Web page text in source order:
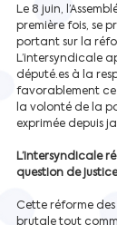
Le 8 juin,
première fois, se
portant sur la
L’intersyndicale
député.es à la
favorablement ce
la volonté de la
exprimée depuis
L’intersyndicale
question de
Cette réforme
brutale tout